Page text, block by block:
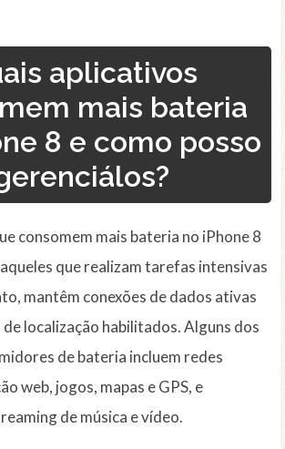
aplicativos
mais bateria
8 e como posso
consomem mais bateria no iPhone 8
que realizam tarefas intensivas
mantêm conexões de dados ativas
localização habilitados. Alguns dos
de bateria incluem redes
web, jogos, mapas e GPS, e
de música e vídeo.